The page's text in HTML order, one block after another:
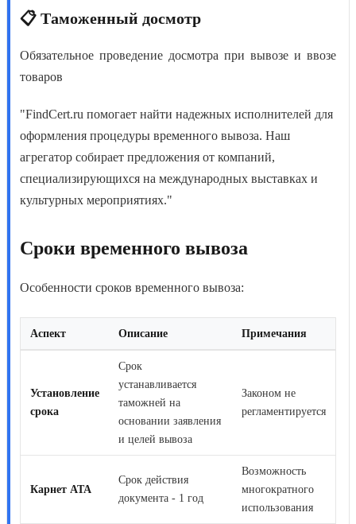
📋 Таможенный досмотр
Обязательное проведение досмотра при вывозе и ввозе
товаров
"FindCert.ru помогает найти надежных исполнителей для
оформления процедуры временного вывоза. Наш
агрегатор собирает предложения от компаний,
специализирующихся на международных выставках и
культурных мероприятиях."
Сроки временного вывоза
Особенности сроков временного вывоза:
Аспект Описание Примечания
Установление
срока
Срок
устанавливается
таможней на
основании заявления
и целей вывоза
Законом не
регламентируется
Карнет АТА
Срок действия
документа - 1 год
Возможность
многократного
использования